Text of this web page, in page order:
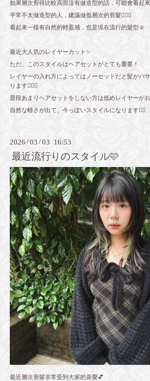
如果層次剪得比較高而沒有做造型的話，可能會看起
平常不太做造型的人，建議做低層次的剪髮🙆🏻‍♀️
看起來一樣有自然的輕盈感，也是現在流行的髮型☺️
最近大人気のレイヤーカット✨
ただ、このスタイルはヘアセットがとても重要！
レイヤーの入れ方によってはノーセットだと髪がパ
ります🤦🏻‍♀️
普段あまりヘアセットをしない方は低めレイヤーが
自然な軽さが出て、今っぽいスタイルになります👍🏻
2026 /03 /03 16:53
最近流行りのスタイル🩷
最近層次剪髮非常受到大家的喜愛💕